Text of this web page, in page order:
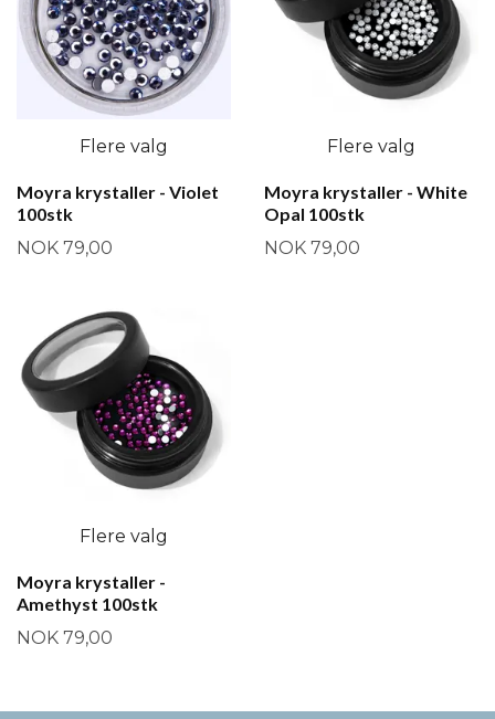
Flere valg
Moyra krystaller - Violet
100stk
NOK 79,00
Flere valg
Moyra krystaller - White
Opal 100stk
NOK 79,00
Flere valg
Moyra krystaller -
Amethyst 100stk
NOK 79,00